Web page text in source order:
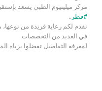
مركز ميلينيوم الطبي يسعد
#قطر ..
نقدم لكم رعاية فريدة من نوعها،
في العديد من التخصصات
لمعرفة التفاصيل تفضلوا بزياة